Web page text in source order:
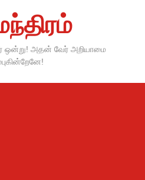
ஒன்று! அதன் வேர் அறியாமை